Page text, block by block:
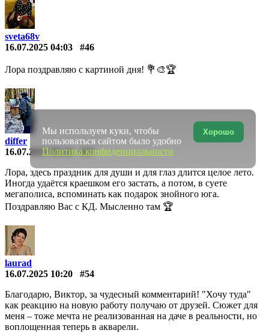
sveta68v
16.07.2025 04:03
#46
Лора поздравляю с картиной дня! 💐🎨🏆
differ
16.07.2025 05:34
#47
Лора, здесь праздник для души и для глаз длится целое лето.
Иногда удаётся краешком его застать, а потом, в суете
мегаполиса, вспоминать как подарок знойного юга.
Поздравляю Вас с КД. Мысленно там 🏆
laurad
16.07.2025 10:20
#54
Благодарю, Виктор, за чудесный комментарий! "Хочу туда"
как реакцию на новую работу получаю от друзей. Сюжет для
меня – тоже мечта не реализованная на даче в реальности, но
воплощенная теперь в акварели.
Хорошо
Мы используем куки, чтобы
пользоваться сайтом было удобно
Политика конфиденциальности